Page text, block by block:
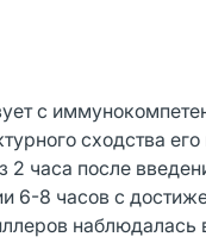
с
сходства
2 часа после
6-8 часов с